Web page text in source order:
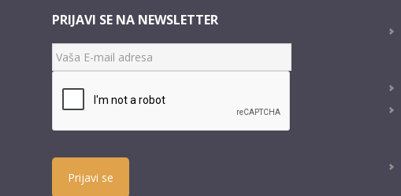
PRIJAVI SE NA NEWSLETTER
Prijavi se